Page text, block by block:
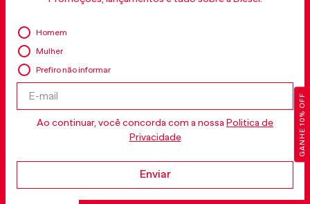
GANHE 10% OFF
Homem
Mulher
Prefiro não informar
Ao continuar, você concorda com a nossa Politica de
Privacidade
Enviar